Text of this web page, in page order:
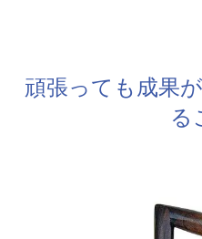
頑張っても成果
る